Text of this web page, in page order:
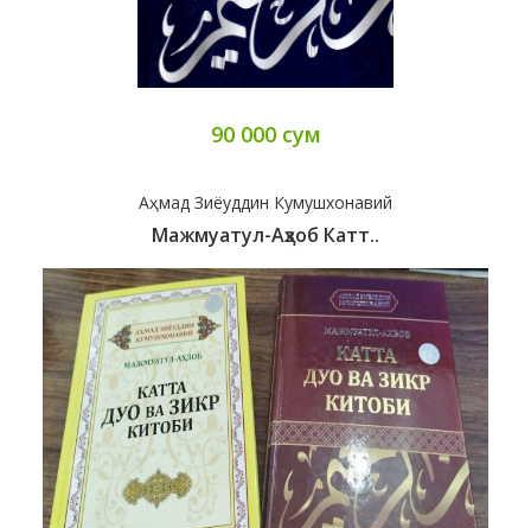
90 000 сум
Аҳмад Зиёуддин Кумушхонавий
Мажмуатул-Аҳзоб Катт..